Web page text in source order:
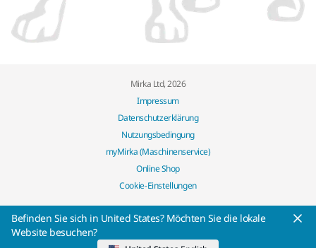
Mirka Ltd, 2026
Impressum
Datenschutzerklärung
Nutzungsbedingung
myMirka (Maschinenservice)
Online Shop
Cookie-Einstellungen
Befinden Sie sich in United States? Möchten Sie die lokale
Website besuchen?